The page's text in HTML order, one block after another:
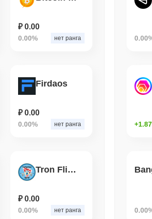
₽ 0.00
0.00% нет ранга
Firdaos
₽ 0.00
0.00% нет ранга
Tron Flight Ticket
₽ 0.00
0.00% нет ранга